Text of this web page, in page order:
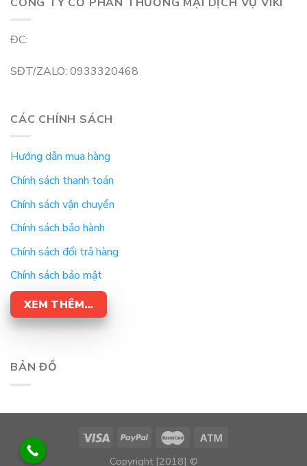
ĐC:
SĐT/ZALO: 0933320468
CÁC CHÍNH SÁCH
Hướng dẫn mua hàng
Chính sách thanh toán
Chính sách vận chuyển
Chính sách bảo hành
Chính sách đổi trả hàng
Chính sách bảo mật
XEM THÊM…
BẢN ĐỒ
Copyright [2018] ©